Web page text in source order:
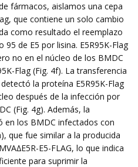
fármacos, aislamos una cepa
que contiene un solo cambio
como resultado el reemplazo
de E5 por lisina. E5R95K-Flag
no en el núcleo de los BMDC
Flag (Fig. 4f). La transferencia
la proteína E5R95K-Flag
después de la infección por
(Fig. 4g). Además, la
en los BMDC infectados con
que fue similar a la producida
E5-FLAG, lo que indica
para suprimir la